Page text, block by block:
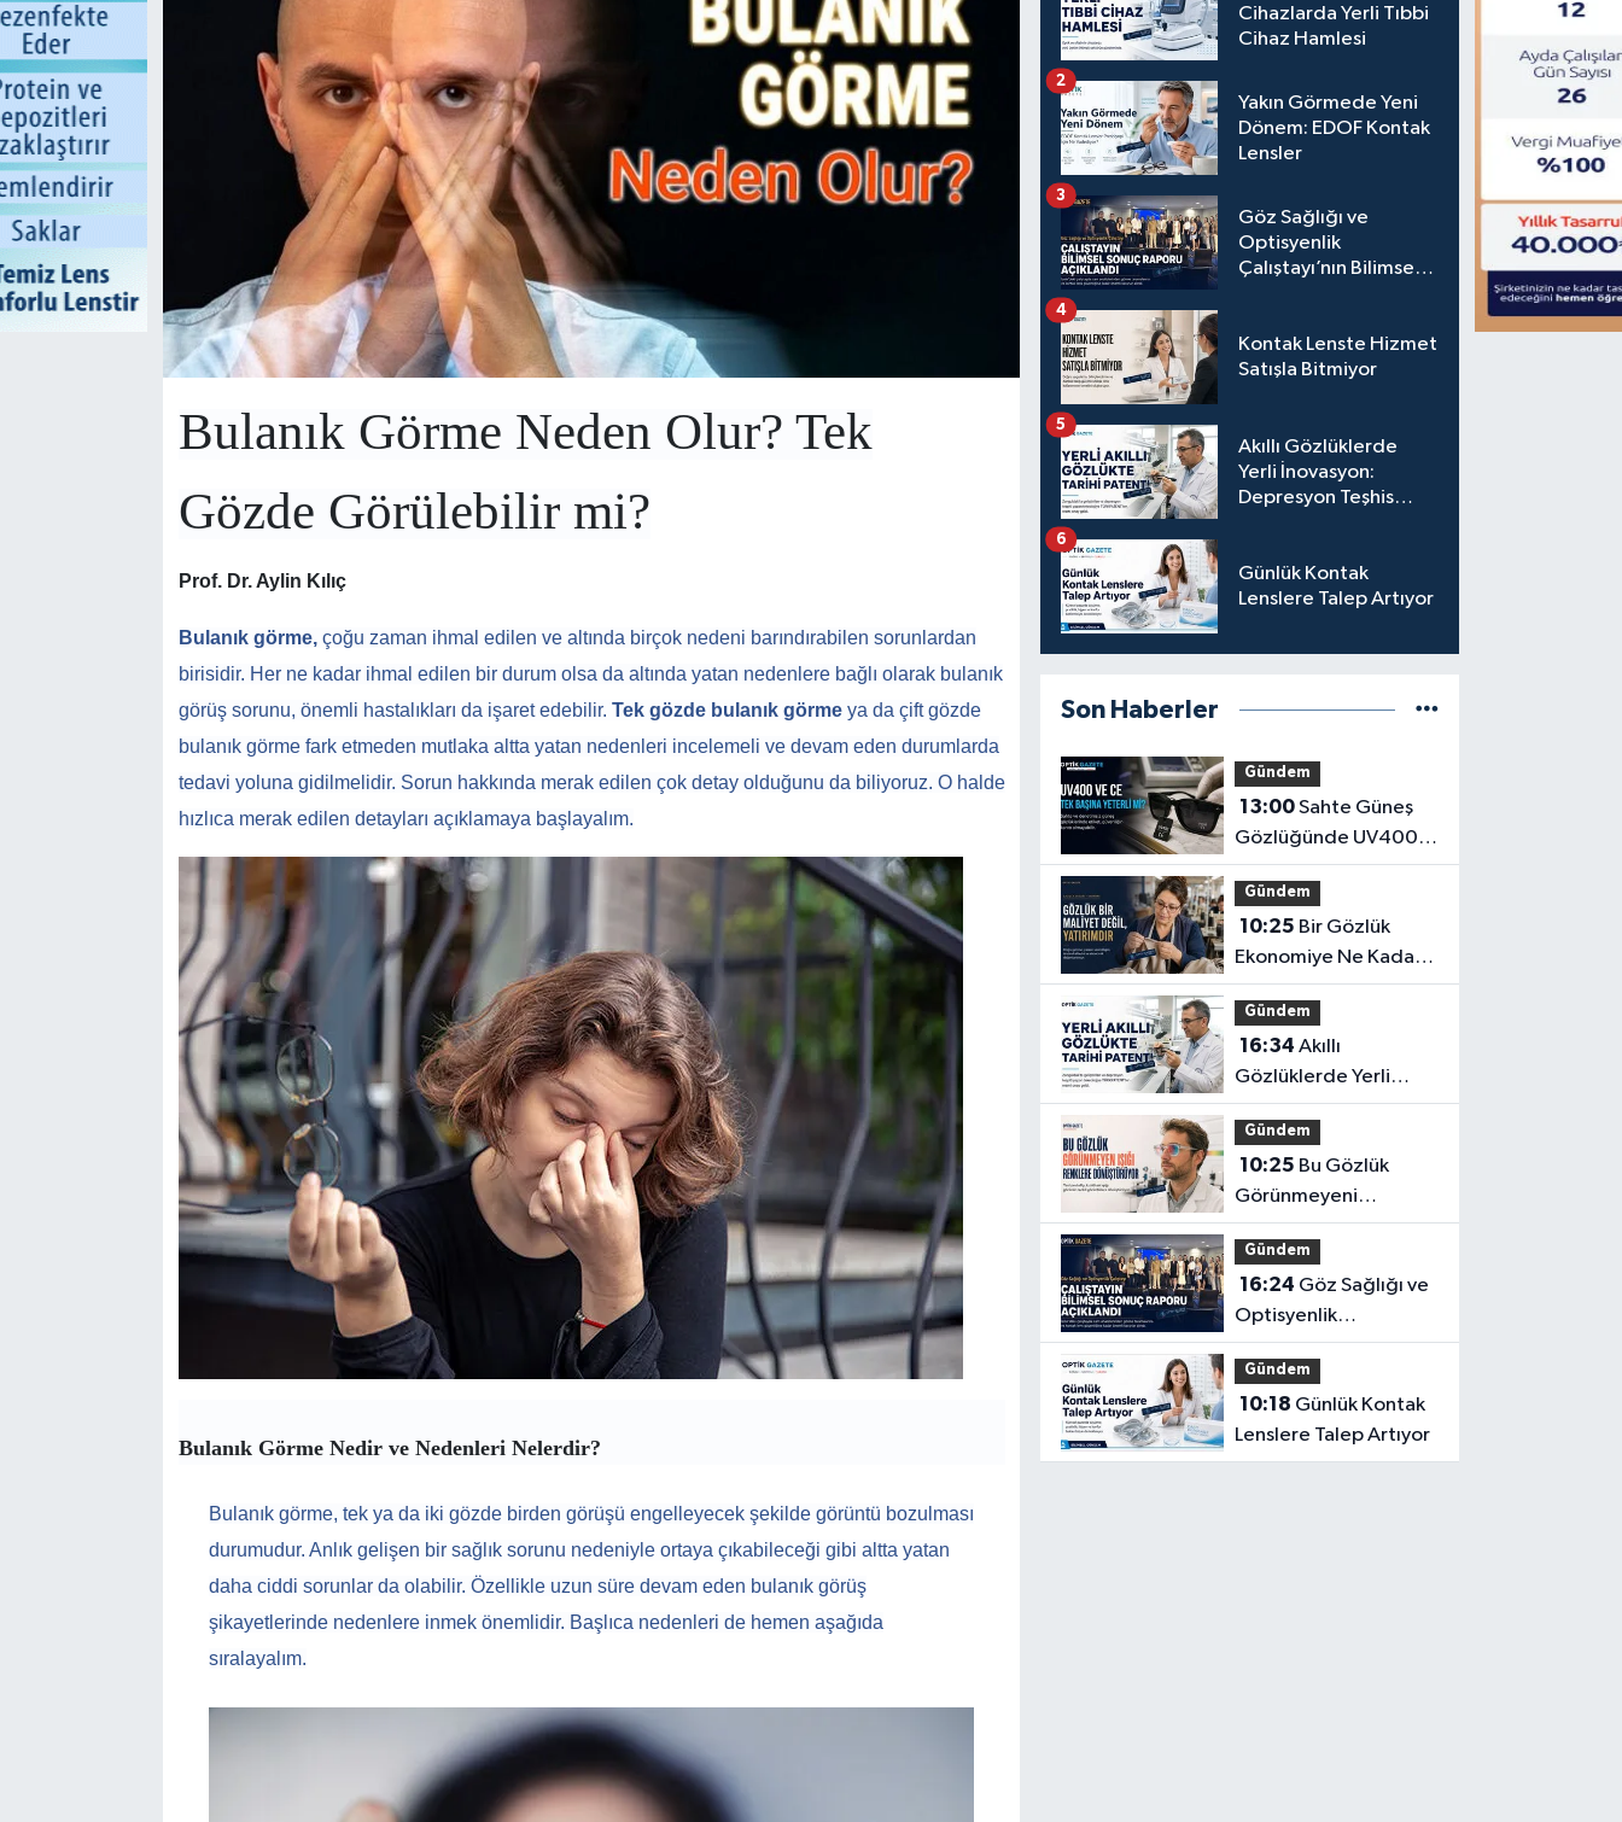
Bulanık Görme Neden Olur? Tek
Gözde Görülebilir mi?
Prof. Dr. Aylin Kılıç
Bulanık görme,çoğu zaman ihmal edilen ve altında birçok nedeni barındırabilen sorunlardan
birisidir. Her ne kadar ihmal edilen bir durum olsa da altında yatan nedenlere bağlı olarak bulanık
görüş sorunu, önemli hastalıkları da işaret edebilir. Tek gözde bulanık görme ya da çift gözde
bulanık görme fark etmeden mutlaka altta yatan nedenleri incelemeli ve devam eden durumlarda
tedavi yoluna gidilmelidir. Sorun hakkında merak edilen çok detay olduğunu da biliyoruz. O halde
hızlıca merak edilen detayları açıklamaya başlayalım.
Bulanık Görme Nedir ve Nedenleri Nelerdir?
Bulanık görme, tek ya da iki gözde birden görüşü engelleyecek şekilde görüntü bozulması
durumudur. Anlık gelişen bir sağlık sorunu nedeniyle ortaya çıkabileceği gibi altta yatan
daha ciddi sorunlar da olabilir. Özellikle uzun süre devam eden bulanık görüş
şikayetlerinde nedenlere inmek önemlidir. Başlıca nedenleri de hemen aşağıda
sıralayalım.
Cihazlarda Yerli Tıbbi
Cihaz Hamlesi
Yakın Görmede Yeni
Dönem: EDOF Kontak
Lensler
2
Göz Sağlığı ve
Optisyenlik
Çalıştayı’nın Bilimsel
3
Kontak Lenste Hizmet
Satışla Bitmiyor
4
Akıllı Gözlüklerde
Yerli İnovasyon:
Depresyon Teşhis
5
Günlük Kontak
Lenslere Talep Artıyor
6
Son Haberler
Gündem
13:00Sahte Güneş
Gözlüğünde UV400
ve CE İbaresi Tek
Başına Yeterli mi?
Gündem
10:25
Ekonomiye Ne Kadar
Katkı Sağlayabilir?
Gündem
16:34 Akıllı
Gözlüklerde Yerli
İnovasyon: Depresyon
Teşhis Eden Gözlüğe
Türkpatent Onayı
Gündem
10:25
Görünmeyeni
Görüntüye
Dönüştürüyor
Gündem
16:24
Optisyenlik
Çalıştayı’nın Bilimsel
Sonuç Raporu
Açıklandı
Gündem
10:18
Lenslere Talep Artıyor